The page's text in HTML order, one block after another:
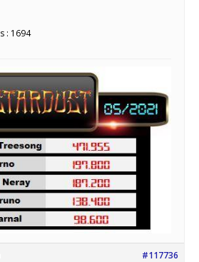
: 1694
#117736